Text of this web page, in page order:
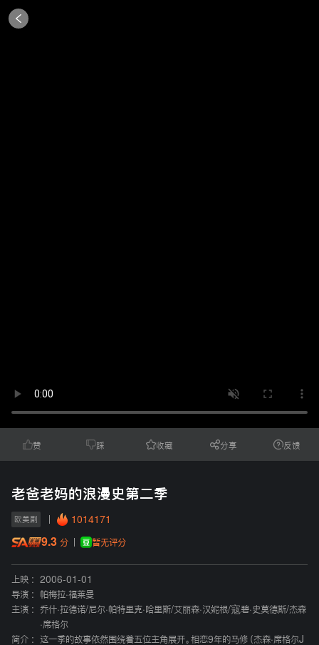
赞 踩 收藏 分享 反馈
老爸老妈的浪漫史第二季
欧美剧 1014171
9.3 分 暂无评分
上映 :
2006-01-01
导演 :
帕梅拉·福莱曼
主演 :
乔什·拉德诺/尼尔·帕特里克·哈里斯/艾丽森·汉妮根/寇碧·史莫德斯/杰森
·席格尔
简介 :
这一季的故事依然围绕着五位主角展开。相恋9年的马修（杰森·席格尔J